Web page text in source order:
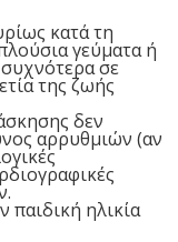
κατά τη
γεύματα ή
σε
της ζωής
δεν
αρρυθμιών (αν
ηλικία